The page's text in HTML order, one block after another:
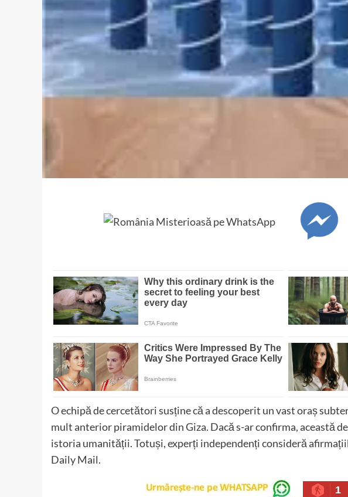
O echipă de cercetători susține că a descoperit un vast oraș
mult anterior piramidelor din Giza. Dacă s-ar confirma, această
istoria umanității. Totuși, experți independenți consideră
Daily Mail.
1